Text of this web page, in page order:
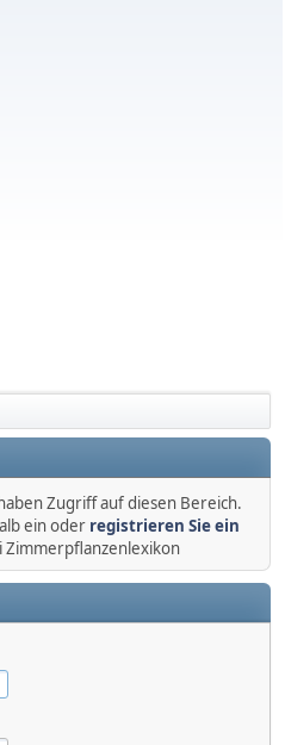
Zugriff auf diesen Bereich.
ein oder registrieren Sie ein
Zimmerpflanzenlexikon